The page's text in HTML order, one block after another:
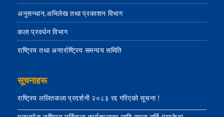
अनुसन्धान,अभिलेख तथा प्रकाशन विभाग
कला प्रवर्धन विभाग
राष्ट्रिय तथा अन्तर्राष्ट्रिय समन्वय समिति
सूचनाहरू
राष्ट्रिय ललितकला प्रदर्शनी २०८३ रद्द गरिएको सूचना !